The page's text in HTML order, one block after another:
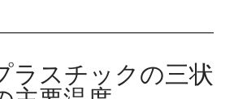
ラスチックの三状